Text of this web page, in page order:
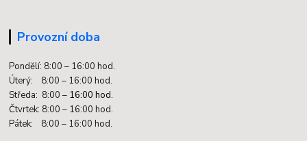
Provozní doba
Pondělí: 8:00 – 16:00 hod.
Úterý: 8:00 – 16:00 hod.
Středa: 8:00 – 16:00 hod.
Čtvrtek: 8:00 – 16:00 hod.
Pátek: 8:00 – 16:00 hod.